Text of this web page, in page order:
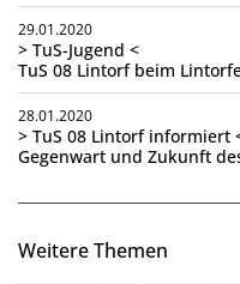
29.01.2020
> TuS-Jugend <
TuS 08 Lintorf beim
28.01.2020
> TuS 08 Lintorf informiert
Gegenwart und Zukunft
Weitere Themen